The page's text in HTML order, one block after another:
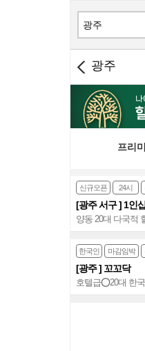
광주
광주
프리
신규오픈 24시
[광주 서구 ] 1인
양동 20대 다국적
랑 단일코스 로 증
한국인 마감임박
[광주 ] 꼬꼬닥
호텔급⭕20대 한
오픈 마인드&20대